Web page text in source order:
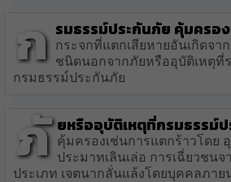
ก รมธรรม์ประกันภัย คุ้มครอ
กระจกที่แตกเสียหายอันเกิดจา
ชนิดนอกจากภัยหรืออุบัติเหตุที่
กรมธรรม์ประกันภัย
ภั ยหรืออุบัติเหตุที่กรมธรรม์ป
คุ้มครองเช่นการแตกร้าวโดย
ประมาทเลินเล่อ การเฉี่ยวชน
ประเภท เจตนากลั่นแล้งโดยบุคคลภา